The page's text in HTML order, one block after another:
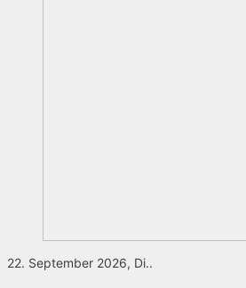
22. September 2026, Di..